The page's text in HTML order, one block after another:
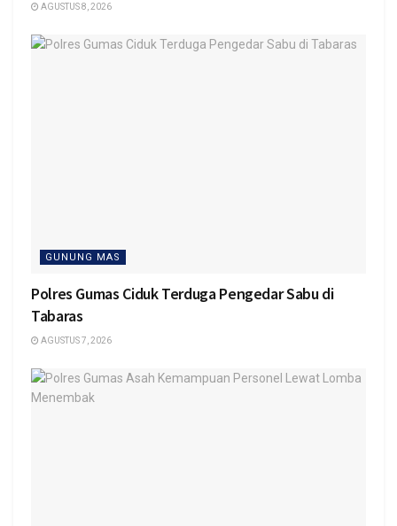
AGUSTUS 8, 2026
GUNUNG MAS
Polres Gumas Ciduk Terduga Pengedar Sabu di
Tabaras
AGUSTUS 7, 2026